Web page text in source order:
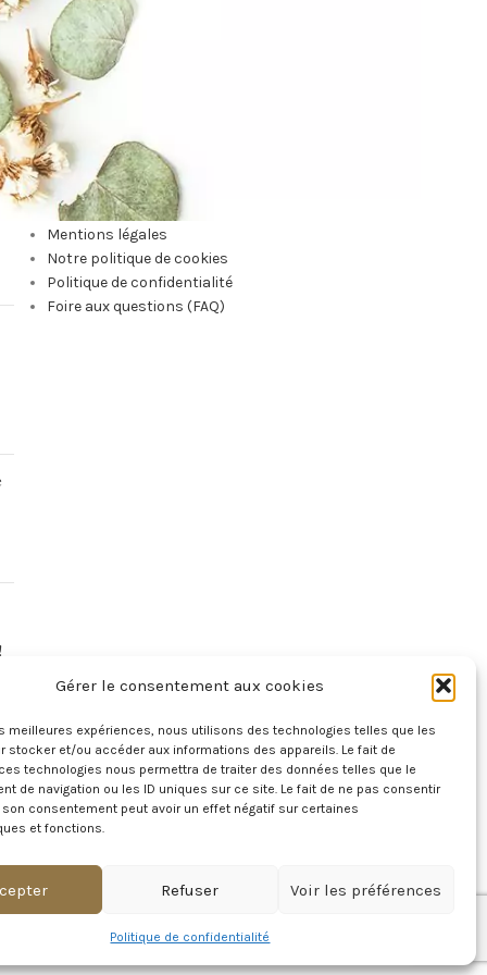
Gérer le consentement aux cookies
meilleures expériences, nous utilisons des technologies telles que les
stocker et/ou accéder aux informations des appareils. Le fait de
technologies nous permettra de traiter des données telles que le
de navigation ou les ID uniques sur ce site. Le fait de ne pas consentir
son consentement peut avoir un effet négatif sur certaines
et fonctions.
Refuser Voir les préférences
Politique de confidentialité
INFORMATIONS LÉGALES
Mentions légales
Notre politique de cookies
Politique de confidentialité
Foire aux questions (FAQ)